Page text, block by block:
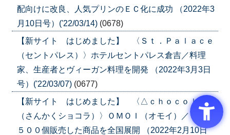
配向けに改良、人気プリンのＥＣ化に成功 （2022年3
月10日号）('22/03/14) (0678)
【新サイト はじめました】 〈Ｓｔ．Ｐａｌａｃｅ
（セントパレス）〉ホテルセントパレス倉吉／料理
家、生産者とヴィーガン料理を開発 （2022年3月3日
号）('22/03/07) (0677)
【新サイト はじめました】 〈△ｃｈｏｃｏｌａｔ
（さんかくショコラ）〉ＯＭＯＩ（オモイ）／１日２
５００個販売した商品を全国展開 （2022年2月10日